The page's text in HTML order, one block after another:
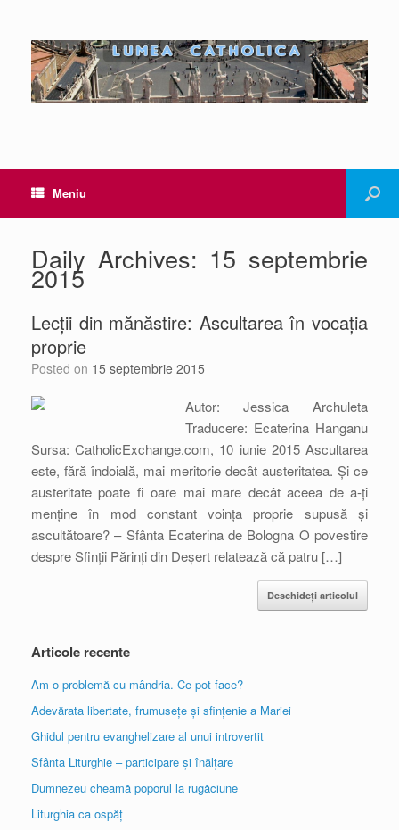
Meniu
Daily Archives: 15 septembrie
2015
Lecții din mănăstire: Ascultarea în vocația
proprie
Posted on 15 septembrie 2015
Autor: Jessica Archuleta
Traducere: Ecaterina Hanganu
Sursa: CatholicExchange.com, 10 iunie 2015 Ascultarea
este, fără îndoială, mai meritorie decât austeritatea. Și ce
austeritate poate fi oare mai mare decât aceea de a-ți
menține în mod constant voința proprie supusă și
ascultătoare? – Sfânta Ecaterina de Bologna O povestire
despre Sfinții Părinți din Deșert relatează că patru […]
Deschideți articolul
Articole recente
Am o problemă cu mândria. Ce pot face?
Adevărata libertate, frumusețe și sfințenie a Mariei
Ghidul pentru evanghelizare al unui introvertit
Sfânta Liturghie – participare și înălțare
Dumnezeu cheamă poporul la rugăciune
Liturghia ca ospăț